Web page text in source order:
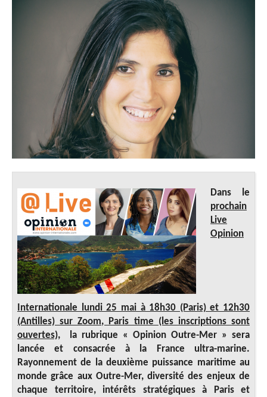
Dans le
prochain
Live
Opinion
Internationale lundi 25 mai à 18h30 (Paris) et 12h30
(Antilles) sur Zoom, Paris time (les inscriptions sont
ouvertes), la rubrique « Opinion Outre-Mer » sera
lancée et consacrée à la France ultra-marine.
Rayonnement de la deuxième puissance maritime au
monde grâce aux Outre-Mer, diversité des enjeux de
chaque territoire, intérêts stratégiques à Paris et